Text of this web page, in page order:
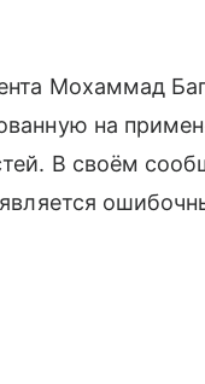
Мохаммад
на
В своём